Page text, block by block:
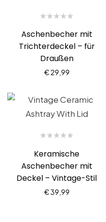
Aschenbecher mit
Trichterdeckel – für
Draußen
€ 29,99
Keramische
Aschenbecher mit
Deckel – Vintage-Stil
€39,99